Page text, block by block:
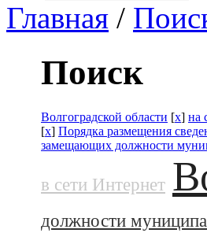
Главная /
Поиск
Волгоградской области [x] на
[x] Порядка размещения
замещающих должности
в сети Интернет
должности